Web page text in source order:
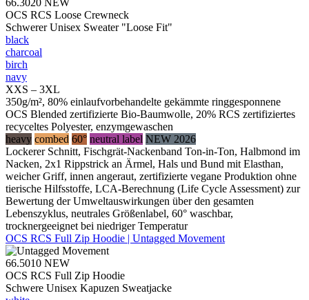
OCS RCS Loose Crewneck
Schwerer Unisex Sweater "Loose Fit"
black
charcoal
birch
navy
XXS – 3XL
350g/m², 80% einlaufvorbehandelte gekämmte ringgesponnene
OCS Blended zertifizierte Bio-Baumwolle, 20% RCS zertifiziertes
recyceltes Polyester, enzymgewaschen
heavy combed 60° neutral label NEW 2026
Lockerer Schnitt, Fischgrät-Nackenband Ton-in-Ton, Halbmond im
Nacken, 2x1 Rippstrick an Ärmel, Hals und Bund mit Elasthan,
weicher Griff, innen angeraut, zertifizierte vegane Produktion ohne
tierische Hilfsstoffe, LCA-Berechnung (Life Cycle Assessment) zur
Bewertung der Umweltauswirkungen über den gesamten
Lebenszyklus, neutrales Größenlabel, 60° waschbar,
trocknergeeignet bei niedriger Temperatur
OCS RCS Full Zip Hoodie | Untagged Movement
66.5010 NEW
OCS RCS Full Zip Hoodie
Schwere Unisex Kapuzen Sweatjacke